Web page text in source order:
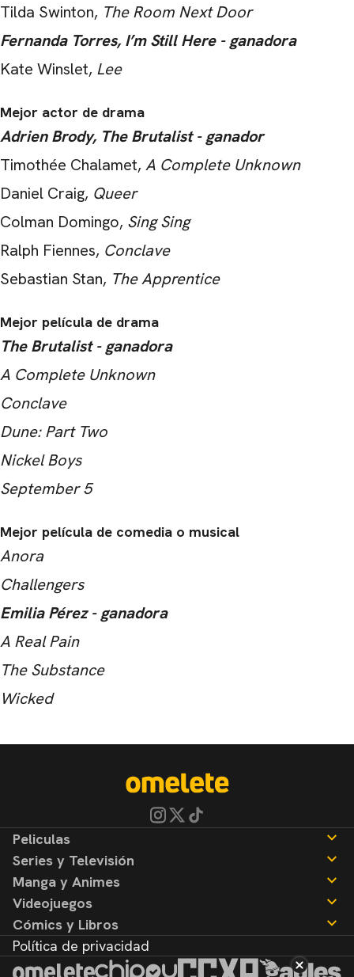
Tilda Swinton, The Room Next Door
Fernanda Torres, I’m Still Here - ganadora
Kate Winslet, Lee
Mejor actor de drama
Adrien Brody, The Brutalist - ganador
Timothée Chalamet, A Complete Unknown
Daniel Craig, Queer
Colman Domingo, Sing Sing
Ralph Fiennes, Conclave
Sebastian Stan, The Apprentice
Mejor película de drama
The Brutalist - ganadora
A Complete Unknown
Conclave
Dune: Part Two
Nickel Boys
September 5
Mejor película de comedia o musical
Anora
Challengers
Emilia Pérez - ganadora
A Real Pain
The Substance
Wicked
Peliculas
Noticias
Reseñas
Series y Televisión
Noticias
Reseñas
Manga y Animes
Noticias
Reseñas
Videojuegos
Noticias
Reseñas
Cómics y Libros
Noticias
Reseñas
Política de privacidad